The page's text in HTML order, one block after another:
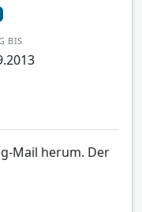
BIS
Mail herum. Der